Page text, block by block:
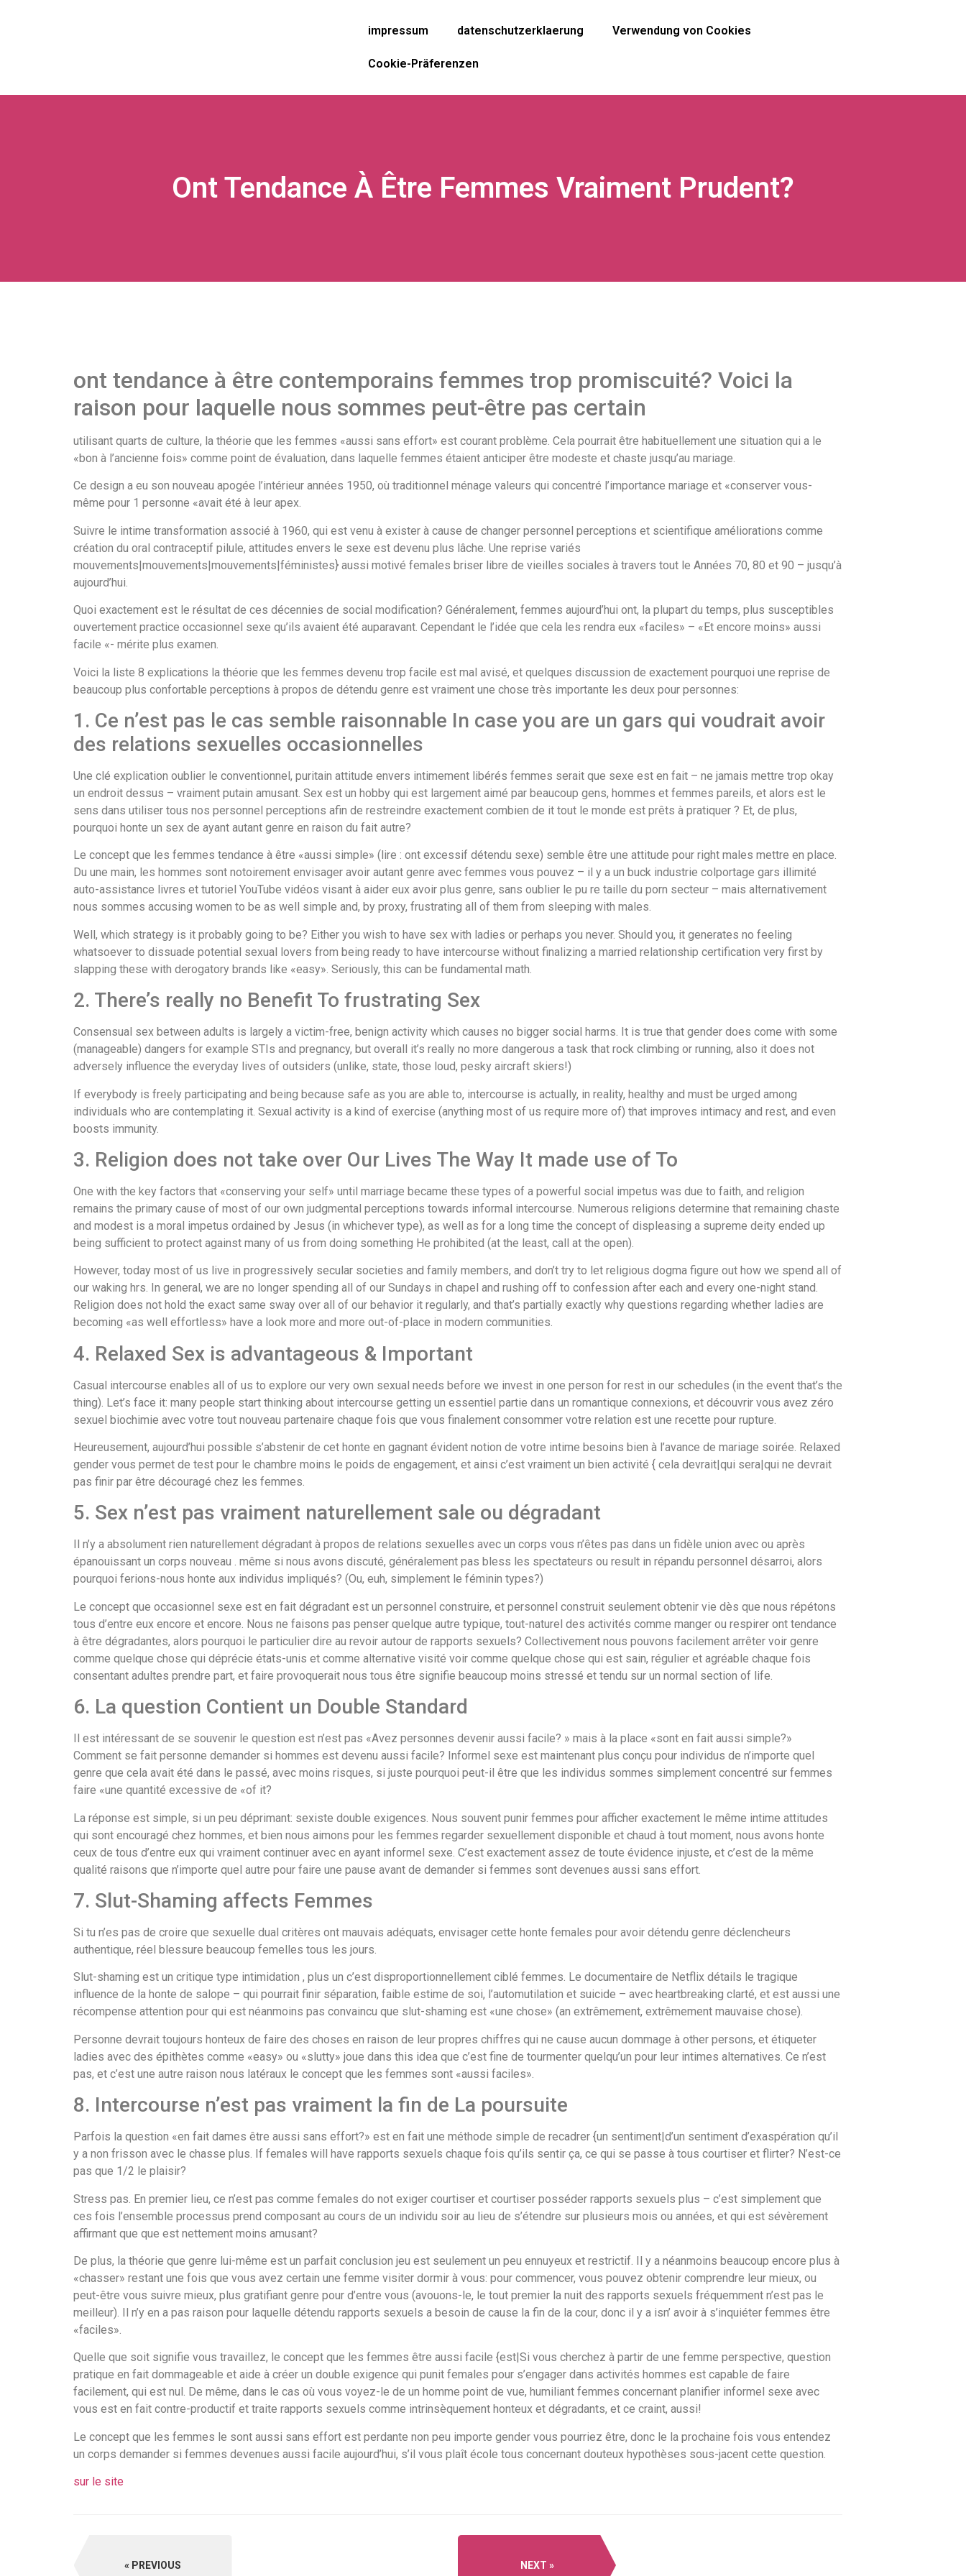
impressum datenschutzerklaerung Verwendung von Cookies
Cookie-Präferenzen
Ont Tendance À Être Femmes Vraiment Prudent?
ont tendance à être contemporains femmes trop promiscuité? Voici la
raison pour laquelle nous sommes peut-être pas certain
utilisant quarts de culture, la théorie que les femmes «aussi sans effort» est courant problème. Cela pourrait être habituellement une situation qui a le
«bon à l’ancienne fois» comme point de évaluation, dans laquelle femmes étaient anticiper être modeste et chaste jusqu’au mariage.
Ce design a eu son nouveau apogée l’intérieur années 1950, où traditionnel ménage valeurs qui concentré l’importance mariage et «conserver vous-
même pour 1 personne «avait été à leur apex.
Suivre le intime transformation associé à 1960, qui est venu à exister à cause de changer personnel perceptions et scientifique améliorations comme
création du oral contraceptif pilule, attitudes envers le sexe est devenu plus lâche. Une reprise variés
mouvements|mouvements|mouvements|féministes} aussi motivé females briser libre de vieilles sociales à travers tout le Années 70, 80 et 90 – jusqu’à
aujourd’hui.
Quoi exactement est le résultat de ces décennies de social modification? Généralement, femmes aujourd’hui ont, la plupart du temps, plus susceptibles
ouvertement practice occasionnel sexe qu’ils avaient été auparavant. Cependant le l’idée que cela les rendra eux «faciles» – «Et encore moins» aussi
facile «- mérite plus examen.
Voici la liste 8 explications la théorie que les femmes devenu trop facile est mal avisé, et quelques discussion de exactement pourquoi une reprise de
beaucoup plus confortable perceptions à propos de détendu genre est vraiment une chose très importante les deux pour personnes:
1. Ce n’est pas le cas semble raisonnable In case you are un gars qui voudrait avoir
des relations sexuelles occasionnelles
Une clé explication oublier le conventionnel, puritain attitude envers intimement libérés femmes serait que sexe est en fait – ne jamais mettre trop okay
un endroit dessus – vraiment putain amusant. Sex est un hobby qui est largement aimé par beaucoup gens, hommes et femmes pareils, et alors est le
sens dans utiliser tous nos personnel perceptions afin de restreindre exactement combien de it tout le monde est prêts à pratiquer ? Et, de plus,
pourquoi honte un sex de ayant autant genre en raison du fait autre?
Le concept que les femmes tendance à être «aussi simple» (lire : ont excessif détendu sexe) semble être une attitude pour right males mettre en place.
Du une main, les hommes sont notoirement envisager avoir autant genre avec femmes vous pouvez – il y a un buck industrie colportage gars illimité
auto-assistance livres et tutoriel YouTube vidéos visant à aider eux avoir plus genre, sans oublier le pu re taille du porn secteur – mais alternativement
nous sommes accusing women to be as well simple and, by proxy, frustrating all of them from sleeping with males.
Well, which strategy is it probably going to be? Either you wish to have sex with ladies or perhaps you never. Should you, it generates no feeling
whatsoever to dissuade potential sexual lovers from being ready to have intercourse without finalizing a married relationship certification very first by
slapping these with derogatory brands like «easy». Seriously, this can be fundamental math.
2. There’s really no Benefit To frustrating Sex
Consensual sex between adults is largely a victim-free, benign activity which causes no bigger social harms. It is true that gender does come with some
(manageable) dangers for example STIs and pregnancy, but overall it’s really no more dangerous a task that rock climbing or running, also it does not
adversely influence the everyday lives of outsiders (unlike, state, those loud, pesky aircraft skiers!)
If everybody is freely participating and being because safe as you are able to, intercourse is actually, in reality, healthy and must be urged among
individuals who are contemplating it. Sexual activity is a kind of exercise (anything most of us require more of) that improves intimacy and rest, and even
boosts immunity.
3. Religion does not take over Our Lives The Way It made use of To
One with the key factors that «conserving your self» until marriage became these types of a powerful social impetus was due to faith, and religion
remains the primary cause of most of our own judgmental perceptions towards informal intercourse. Numerous religions determine that remaining chaste
and modest is a moral impetus ordained by Jesus (in whichever type), as well as for a long time the concept of displeasing a supreme deity ended up
being sufficient to protect against many of us from doing something He prohibited (at the least, call at the open).
However, today most of us live in progressively secular societies and family members, and don’t try to let religious dogma figure out how we spend all of
our waking hrs. In general, we are no longer spending all of our Sundays in chapel and rushing off to confession after each and every one-night stand.
Religion does not hold the exact same sway over all of our behavior it regularly, and that’s partially exactly why questions regarding whether ladies are
becoming «as well effortless» have a look more and more out-of-place in modern communities.
4. Relaxed Sex is advantageous & Important
Casual intercourse enables all of us to explore our very own sexual needs before we invest in one person for rest in our schedules (in the event that’s the
thing). Let’s face it: many people start thinking about intercourse getting un essentiel partie dans un romantique connexions, et découvrir vous avez zéro
sexuel biochimie avec votre tout nouveau partenaire chaque fois que vous finalement consommer votre relation est une recette pour rupture.
Heureusement, aujourd’hui possible s’abstenir de cet honte en gagnant évident notion de votre intime besoins bien à l’avance de mariage soirée. Relaxed
gender vous permet de test pour le chambre moins le poids de engagement, et ainsi c’est vraiment un bien activité { cela devrait|qui sera|qui ne devrait
pas finir par être découragé chez les femmes.
5. Sex n’est pas vraiment naturellement sale ou dégradant
Il n’y a absolument rien naturellement dégradant à propos de relations sexuelles avec un corps vous n’êtes pas dans un fidèle union avec ou après
épanouissant un corps nouveau . même si nous avons discuté, généralement pas bless les spectateurs ou result in répandu personnel désarroi, alors
pourquoi ferions-nous honte aux individus impliqués? (Ou, euh, simplement le féminin types?)
Le concept que occasionnel sexe est en fait dégradant est un personnel construire, et personnel construit seulement obtenir vie dès que nous répétons
tous d’entre eux encore et encore. Nous ne faisons pas penser quelque autre typique, tout-naturel des activités comme manger ou respirer ont tendance
à être dégradantes, alors pourquoi le particulier dire au revoir autour de rapports sexuels? Collectivement nous pouvons facilement arrêter voir genre
comme quelque chose qui déprécie états-unis et comme alternative visité voir comme quelque chose qui est sain, régulier et agréable chaque fois
consentant adultes prendre part, et faire provoquerait nous tous être signifie beaucoup moins stressé et tendu sur un normal section of life.
6. La question Contient un Double Standard
Il est intéressant de se souvenir le question est n’est pas «Avez personnes devenir aussi facile? » mais à la place «sont en fait aussi simple?»
Comment se fait personne demander si hommes est devenu aussi facile? Informel sexe est maintenant plus conçu pour individus de n’importe quel
genre que cela avait été dans le passé, avec moins risques, si juste pourquoi peut-il être que les individus sommes simplement concentré sur femmes
faire «une quantité excessive de «of it?
La réponse est simple, si un peu déprimant: sexiste double exigences. Nous souvent punir femmes pour afficher exactement le même intime attitudes
qui sont encouragé chez hommes, et bien nous aimons pour les femmes regarder sexuellement disponible et chaud à tout moment, nous avons honte
ceux de tous d’entre eux qui vraiment continuer avec en ayant informel sexe. C’est exactement assez de toute évidence injuste, et c’est de la même
qualité raisons que n’importe quel autre pour faire une pause avant de demander si femmes sont devenues aussi sans effort.
7. Slut-Shaming affects Femmes
Si tu n’es pas de croire que sexuelle dual critères ont mauvais adéquats, envisager cette honte females pour avoir détendu genre déclencheurs
authentique, réel blessure beaucoup femelles tous les jours.
Slut-shaming est un critique type intimidation , plus un c’est disproportionnellement ciblé femmes. Le documentaire de Netflix détails le tragique
influence de la honte de salope – qui pourrait finir séparation, faible estime de soi, l’automutilation et suicide – avec heartbreaking clarté, et est aussi une
récompense attention pour qui est néanmoins pas convaincu que slut-shaming est «une chose» (an extrêmement, extrêmement mauvaise chose).
Personne devrait toujours honteux de faire des choses en raison de leur propres chiffres qui ne cause aucun dommage à other persons, et étiqueter
ladies avec des épithètes comme «easy» ou «slutty» joue dans this idea que c’est fine de tourmenter quelqu’un pour leur intimes alternatives. Ce n’est
pas, et c’est une autre raison nous latéraux le concept que les femmes sont «aussi faciles».
8. Intercourse n’est pas vraiment la fin de La poursuite
Parfois la question «en fait dames être aussi sans effort?» est en fait une méthode simple de recadrer {un sentiment|d’un sentiment d’exaspération qu’il
y a non frisson avec le chasse plus. If females will have rapports sexuels chaque fois qu’ils sentir ça, ce qui se passe à tous courtiser et flirter? N’est-ce
pas que 1/2 le plaisir?
Stress pas. En premier lieu, ce n’est pas comme females do not exiger courtiser et courtiser posséder rapports sexuels plus – c’est simplement que
ces fois l’ensemble processus prend composant au cours de un individu soir au lieu de s’étendre sur plusieurs mois ou années, et qui est sévèrement
affirmant que que est nettement moins amusant?
De plus, la théorie que genre lui-même est un parfait conclusion jeu est seulement un peu ennuyeux et restrictif. Il y a néanmoins beaucoup encore plus à
«chasser» restant une fois que vous avez certain une femme visiter dormir à vous: pour commencer, vous pouvez obtenir comprendre leur mieux, ou
peut-être vous suivre mieux, plus gratifiant genre pour d’entre vous (avouons-le, le tout premier la nuit des rapports sexuels fréquemment n’est pas le
meilleur). Il n’y en a pas raison pour laquelle détendu rapports sexuels a besoin de cause la fin de la cour, donc il y a isn’ avoir à s’inquiéter femmes être
«faciles».
Quelle que soit signifie vous travaillez, le concept que les femmes être aussi facile {est|Si vous cherchez à partir de une femme perspective, question
pratique en fait dommageable et aide à créer un double exigence qui punit females pour s’engager dans activités hommes est capable de faire
facilement, qui est nul. De même, dans le cas où vous voyez-le de un homme point de vue, humiliant femmes concernant planifier informel sexe avec
vous est en fait contre-productif et traite rapports sexuels comme intrinsèquement honteux et dégradants, et ce craint, aussi!
Le concept que les femmes le sont aussi sans effort est perdante non peu importe gender vous pourriez être, donc le la prochaine fois vous entendez
un corps demander si femmes devenues aussi facile aujourd’hui, s’il vous plaît école tous concernant douteux hypothèses sous-jacent cette question.
sur le site
PREVIOUS NEXT